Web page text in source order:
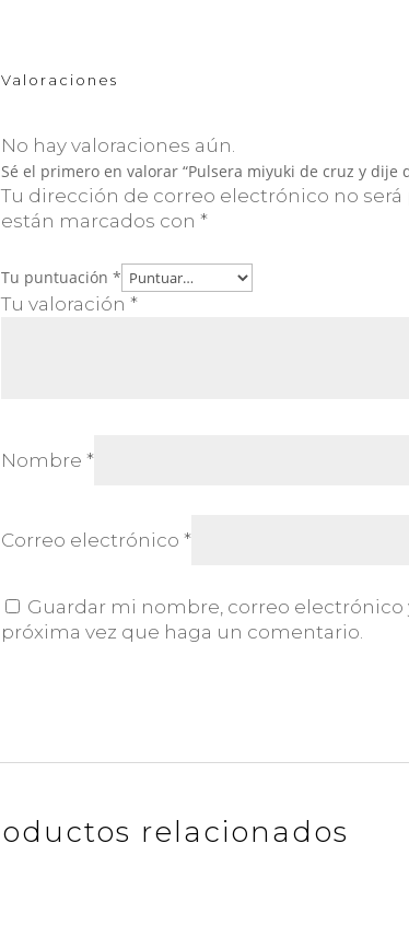
Valoraciones
No hay valoraciones aún.
Sé el primero en valorar “Pulsera miyuki de cruz y dije
Tu dirección de correo electrónico no será
están marcados con *
Tu puntuación *
Tu valoración *
Nombre *
Correo electrónico *
Guardar mi nombre, correo electrónico
próxima vez que haga un comentario.
relacionados